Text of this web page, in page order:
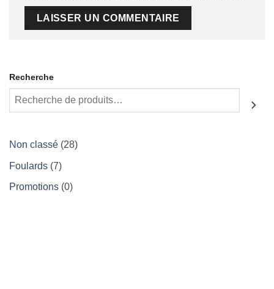
Recherche
Non classé 2828
Foulards 77
produits
Promotions 00